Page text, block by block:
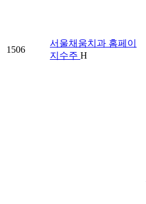
1506
서울채움치과 홈페이
지수주 H